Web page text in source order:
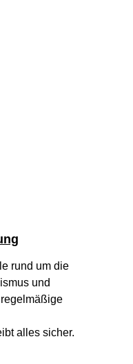
rund um die
und
alles sicher.